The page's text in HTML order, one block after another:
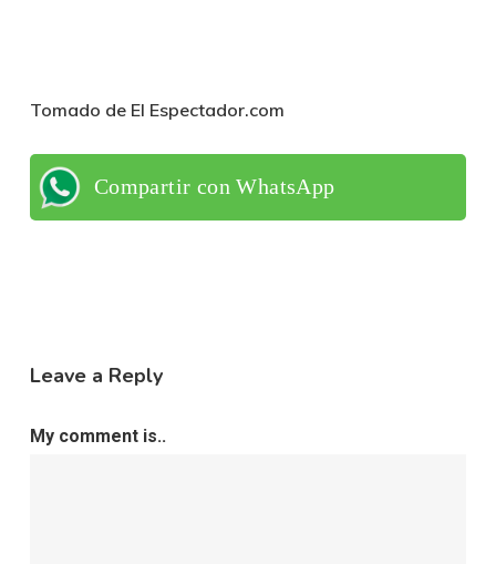
Tomado de El Espectador.com
Compartir con WhatsApp
Leave a Reply
My comment is..